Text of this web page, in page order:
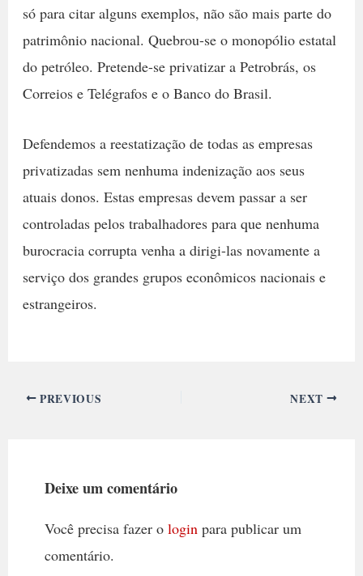
só para citar alguns exemplos, não são mais parte do
patrimônio nacional. Quebrou-se o monopólio estatal
do petróleo. Pretende-se privatizar a Petrobrás, os
Correios e Telégrafos e o Banco do Brasil.
Defendemos a reestatização de todas as empresas
privatizadas sem nenhuma indenização aos seus
atuais donos. Estas empresas devem passar a ser
controladas pelos trabalhadores para que nenhuma
burocracia corrupta venha a dirigi-las novamente a
serviço dos grandes grupos econômicos nacionais e
estrangeiros.
PREVIOUS NEXT
Deixe um comentário
Você precisa fazer o login para publicar um
comentário.